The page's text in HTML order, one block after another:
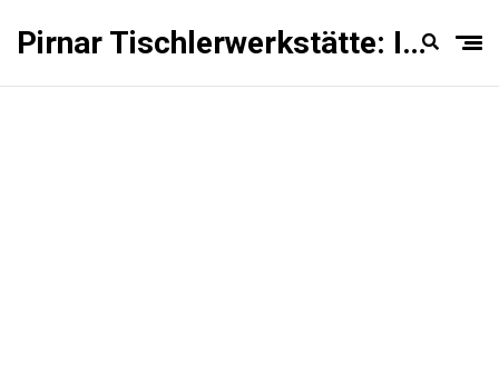
Pirnar Tischlerwerkstätte: Innentüren Experten